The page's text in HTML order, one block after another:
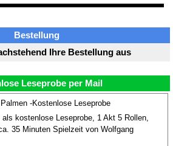
Bestellung
Ihre Bestellung aus
Leseprobe per Mail
-Kostenlose Leseprobe
kostenlose Leseprobe, 1 Akt 5 Rollen,
35 Minuten Spielzeit von Wolfgang